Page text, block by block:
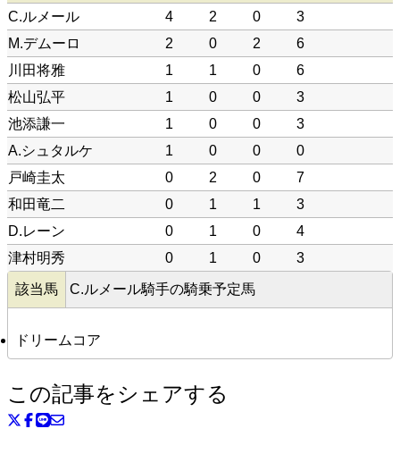
C.ルメール
4 2 0
3
M.デムーロ
2 0 2
6
川田将雅
1 1 0
6
松山弘平
1 0 0
3
池添謙一
1 0 0
3
A.シュタルケ
1 0 0
0
戸崎圭太
0 2 0
7
和田竜二
0 1 1
3
D.レーン
0 1 0
4
津村明秀
0 1 0 3
該当馬 C.ルメール騎手の騎乗予定馬
ドリームコア
この記事をシェアする